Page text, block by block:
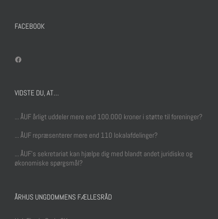
FACEBOOK
VIDSTE DU, AT…
... ÅUF årligt uddeler mere end 100.000 kroner i støtte til foreninger?
... ÅUF repræsenterer mere end 110 lokalafdelinger?
... ÅUF's sekretariat kan hjælpe dig med blandt andet juridiske og
økonomiske spørgsmål?
ÅRHUS UNGDOMMENS FÆLLESRÅD